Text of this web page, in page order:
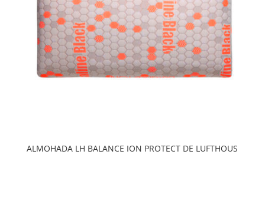
ALMOHADA LH BALANCE ION PROTECT DE LUFTHOUS